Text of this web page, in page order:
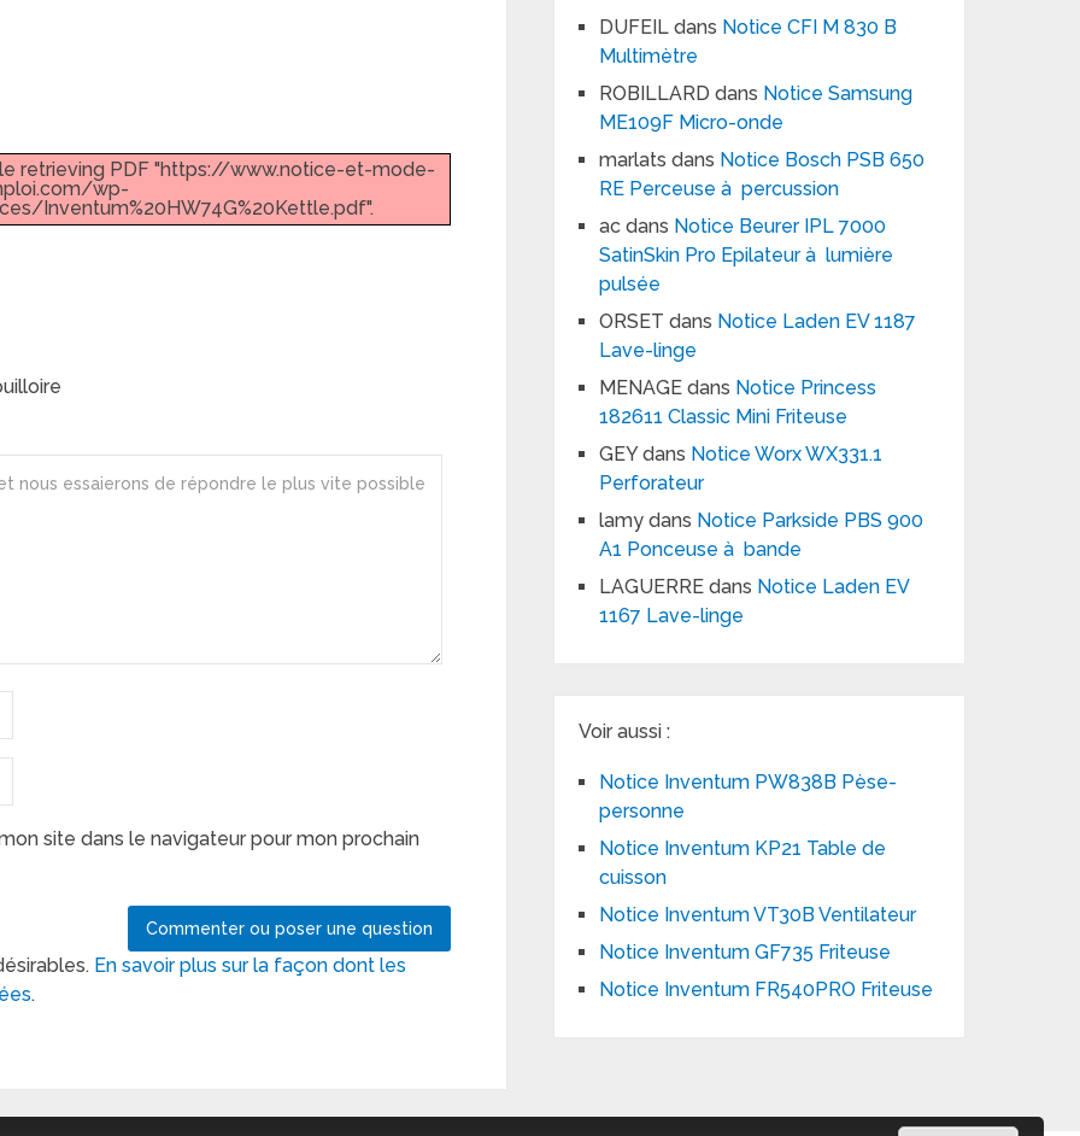
retrieving PDF "https://www.notice-et-mode-
wp-
Inventum%20HW74G%20Kettle.pdf".
site dans le navigateur pour mon prochain
En savoir plus sur la façon dont les
.
DUFEIL dans Notice CFI M 830 B
Multimètre
ROBILLARD dans Notice Samsung
ME109F Micro-onde
marlats dans Notice Bosch PSB 650
RE Perceuse à percussion
ac dans Notice Beurer IPL 7000
SatinSkin Pro Epilateur à lumière
pulsée
ORSET dans Notice Laden EV 1187
Lave-linge
MENAGE dans Notice Princess
182611 Classic Mini Friteuse
GEYdans Notice Worx WX331.1
Perforateur
lamy dans Notice Parkside PBS 900
A1 Ponceuse à bande
LAGUERRE dans Notice Laden EV
1167 Lave-linge
Voir aussi :
Notice Inventum PW838B Pèse-
personne
Notice Inventum KP21 Table de
cuisson
Notice Inventum VT30B Ventilateur
Notice Inventum GF735 Friteuse
Notice Inventum FR540PRO Friteuse